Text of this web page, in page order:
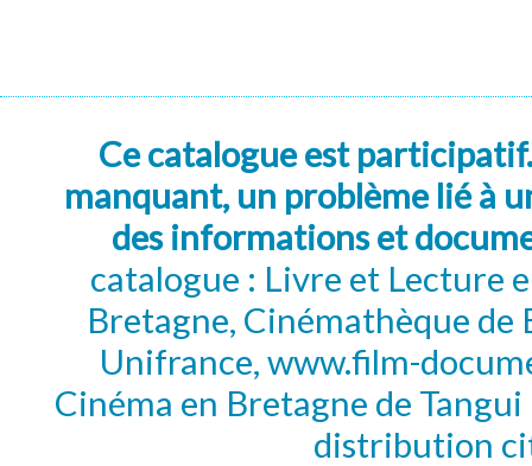
Ce catalogue est
manquant, un problème lié à
des informations et
catalogue : Livre et Lecture
Bretagne, Cinémathèque de
Unifrance, www.film-
Cinéma en Bretagne de
distribution